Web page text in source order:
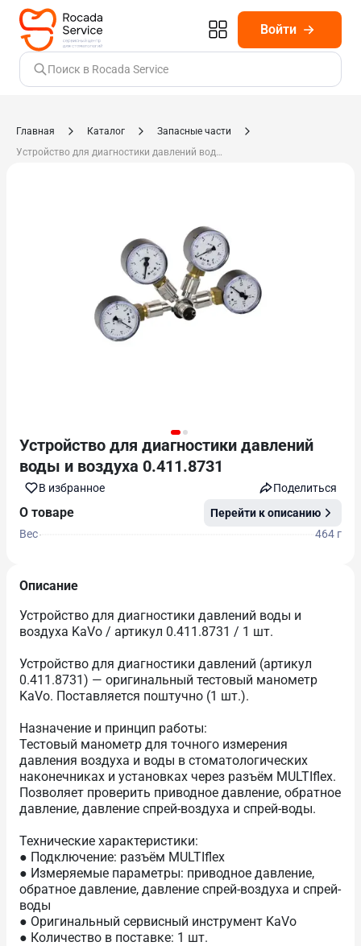
Войти
Поиск в Rocada Service
Главная Каталог
Запасные части
Устройство для диагностики давлений воды и воздуха 0.411.8731
Устройство для диагностики давлений
воды и воздуха 0.411.8731
В избранноe Поделиться
О товаре
Перейти к описанию
Вес
464 г
Описание
Устройство для диагностики давлений воды и
воздуха KaVo / артикул 0.411.8731 / 1 шт.
Устройство для диагностики давлений (артикул
0.411.8731) — оригинальный тестовый манометр
KaVo. Поставляется поштучно (1 шт.).
Назначение и принцип работы:
Тестовый манометр для точного измерения
давления воздуха и воды в стоматологических
наконечниках и установках через разъём MULTIflex.
Позволяет проверить приводное давление, обратное
давление, давление спрей-воздуха и спрей-воды.
Технические характеристики:
● Подключение: разъём MULTIflex
● Измеряемые параметры: приводное давление,
обратное давление, давление спрей-воздуха и спрей-
воды
● Оригинальный сервисный инструмент KaVo
● Количество в поставке: 1 шт.